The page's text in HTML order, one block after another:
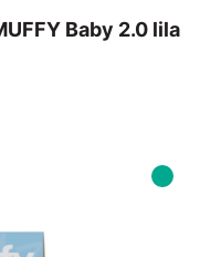
Baby 2.0 lila